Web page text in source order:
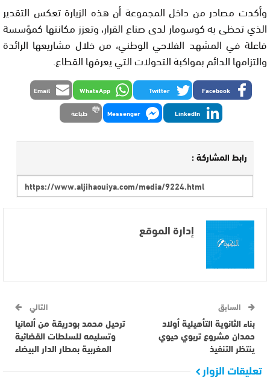
وأكدت مصادر من داخل المجموعة أن هذه الزيارة تعكس التقدير
الذي تحظى به كوسومار لدى صناع القرار، وتعزز مكانتها كمؤسسة
فاعلة في المشهد الفلاحي الوطني، من خلال مشاريعها الرائدة
والتزامها الدائم بمواكبة التحولات التي يعرفها القطاع.
Facebook
Twitter
WhatsApp
Email
LinkedIn
Messenger طباعة
رابط المشاركة :
إدارة الموقع
السابق
بناء الثانوية التأهيلية أولاد
حمدان مشروع تربوي حيوي
ينتظر التنفيذ
التالي
ترحيل محمد بودريقة من ألمانيا
وتسليمه للسلطات القضائية
المغربية بمطار الدار البيضاء
تعليقات الزوار